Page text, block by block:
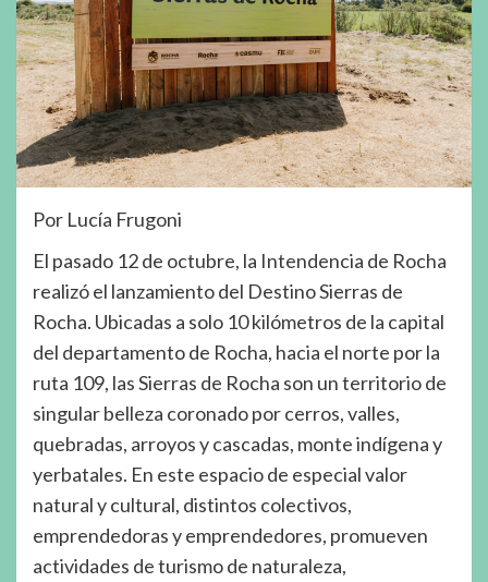
Por Lucía Frugoni
El pasado 12 de octubre, la Intendencia de Rocha
realizó el lanzamiento del Destino Sierras de
Rocha. Ubicadas a solo 10 kilómetros de la capital
del departamento de Rocha, hacia el norte por la
ruta 109, las Sierras de Rocha son un territorio de
singular belleza coronado por cerros, valles,
quebradas, arroyos y cascadas, monte indígena y
yerbatales. En este espacio de especial valor
natural y cultural, distintos colectivos,
emprendedoras y emprendedores, promueven
actividades de turismo de naturaleza,